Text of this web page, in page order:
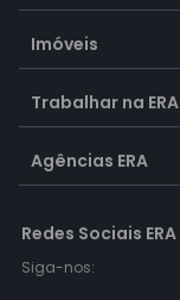
Imóveis
Trabalhar na ERA
Agências ERA
Redes Sociais ERA
Siga-nos: